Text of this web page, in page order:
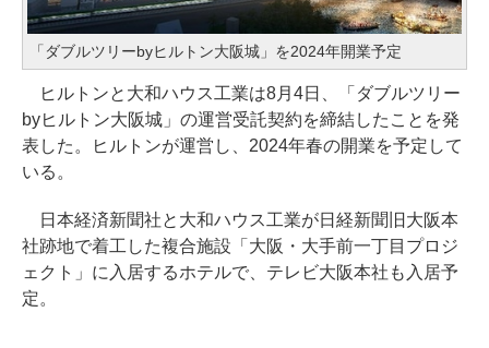
「ダブルツリーbyヒルトン大阪城」を2024年開業予定
ヒルトンと大和ハウス工業は8月4日、「ダブルツリー
byヒルトン大阪城」の運営受託契約を締結したことを発
表した。ヒルトンが運営し、2024年春の開業を予定して
いる。
日本経済新聞社と大和ハウス工業が日経新聞旧大阪本
社跡地で着工した複合施設「大阪・大手前一丁目プロジ
ェクト」に入居するホテルで、テレビ大阪本社も入居予
定。